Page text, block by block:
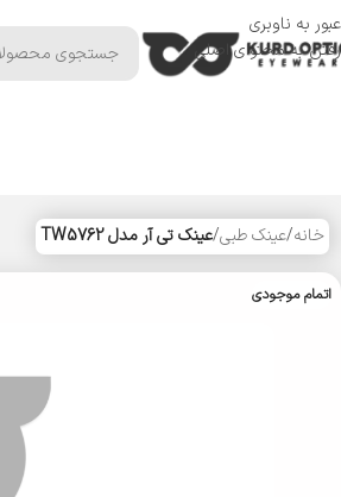
عبور به ناوبری
رفتن به محتوای اصلی
خانه/عینک طبی/عینک تی آر مدل TW5762
اتمام موجودی